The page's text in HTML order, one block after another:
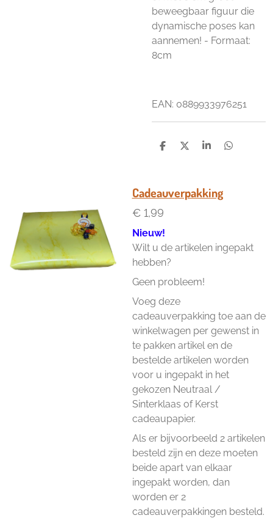
beweegbaar figuur die
dynamische poses kan
aannemen! - Formaat:
8cm
EAN: 0889933976251
D
D
S
e
D
Cadeauverpakking
€ 1,99
Nieuw!
Wilt u de artikelen ingepakt
hebben?
Geen probleem!
Voeg deze
cadeauverpakking toe aan de
winkelwagen per gewenst in
te pakken artikel en de
bestelde artikelen worden
voor u ingepakt in het
gekozen Neutraal /
Sinterklaas of Kerst
cadeaupapier.
Als er bijvoorbeeld 2 artikelen
besteld zijn en deze moeten
beide apart van elkaar
ingepakt worden, dan
worden er 2
cadeauverpakkingen besteld.